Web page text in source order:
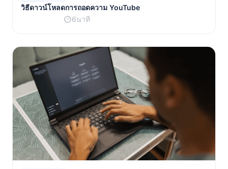
วิธีดาวน์โหลดการถอดความ YouTube
6นาที